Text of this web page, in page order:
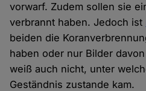
vorwarf. Zudem sollen sie
verbrannt haben. Jedoch ist
beiden die
haben oder nur Bilder
weiß auch nicht, unter
Geständnis zustande kam.